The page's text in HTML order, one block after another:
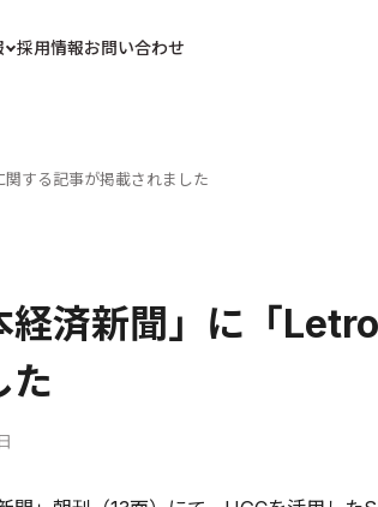
採用情報お問い合わせ
関する記事が掲載されました
経済新聞」に「
た